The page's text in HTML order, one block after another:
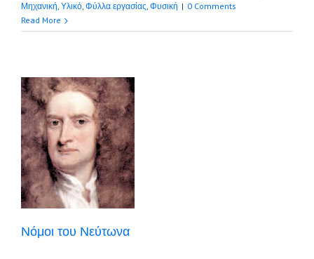
Μηχανική, Υλικό, Φύλλα εργασίας, Φυσική | 0 Comments
Read More
Νόμοι του Νεύτωνα